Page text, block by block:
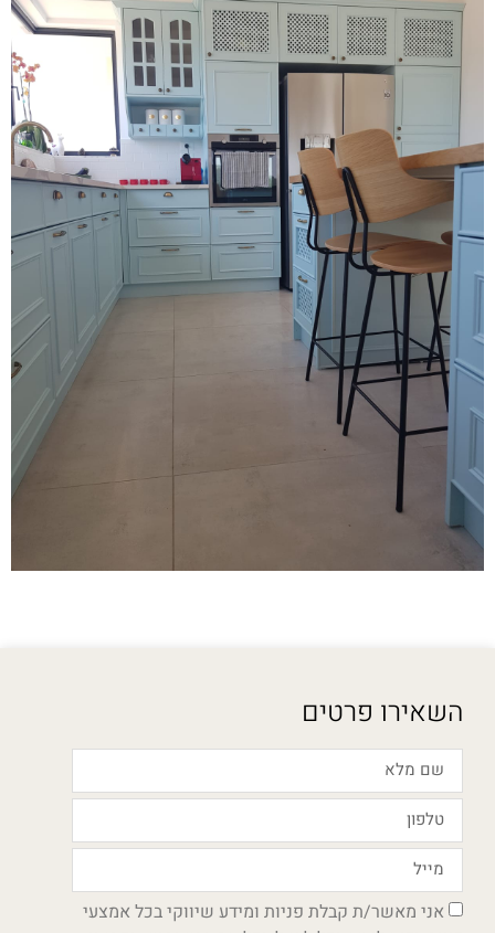
השאירו פרטים
אני מאשר/ת קבלת פניות ומידע שיווקי בכל אמצעי